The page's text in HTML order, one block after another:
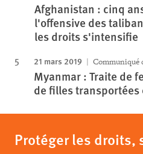
Afghanistan : cinq
l'offensive des
les droits s'intensifie
21 mars 2019 Communiqué
Myanmar : Traite de
de filles transportées
Protéger les droits,